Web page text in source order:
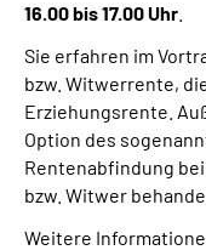
Suche
16.00 bis 17.00 Uhr
Sie erfahren im
bzw. Witwerrente,
Erziehungsrente.
Option des
Rentenabfindung
bzw. Witwer
Weitere